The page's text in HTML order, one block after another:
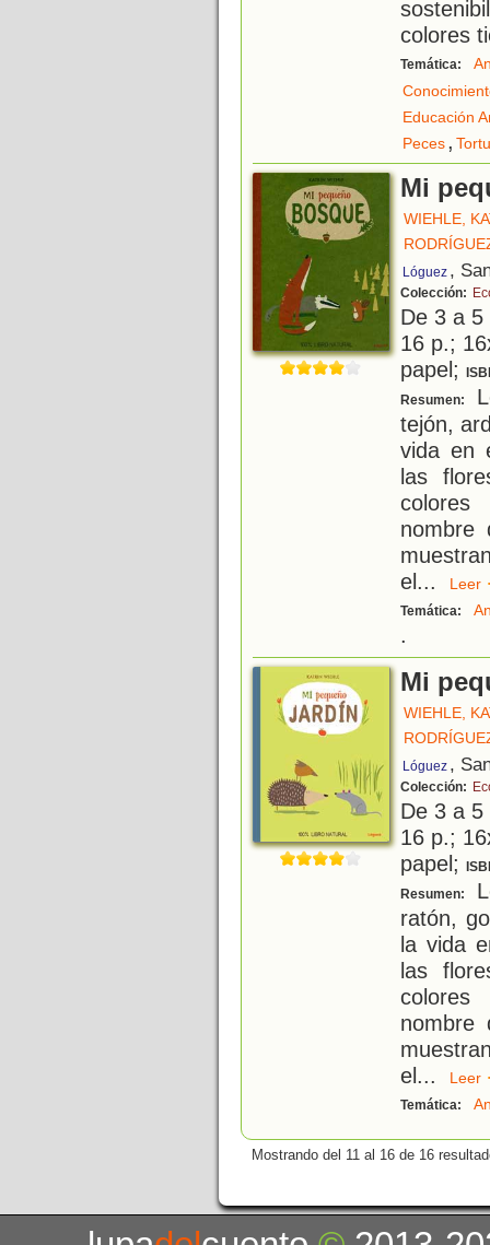
colores
Temática:
Educación
Peces,
Mi
WIEHLE,
Lóguez ,
Colección:
De 3 a
16 p.;
papel;
Resumen:
tejón,
vida en
las
nombre
el...
Temática:
.
Mi
WIEHLE,
Lóguez ,
Colección:
De 3 a
16 p.;
papel;
Resumen:
ratón,
la vida
las
nombre
el...
Temática:
Mostrando del 11 al 16 de 16